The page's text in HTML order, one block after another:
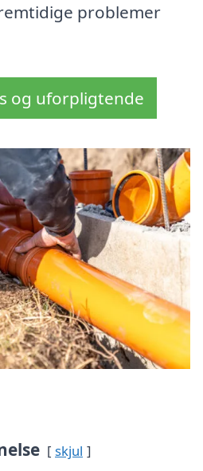
problemer
og uforpligtende
skjul